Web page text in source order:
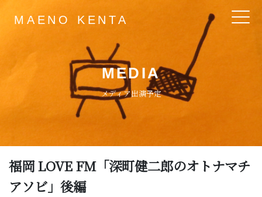
Main Navigation
MAENO KENTA
MEDIA
メディア出演予定
福岡 LOVE FM「深町健二郎のオトナマチ
アソビ」後編